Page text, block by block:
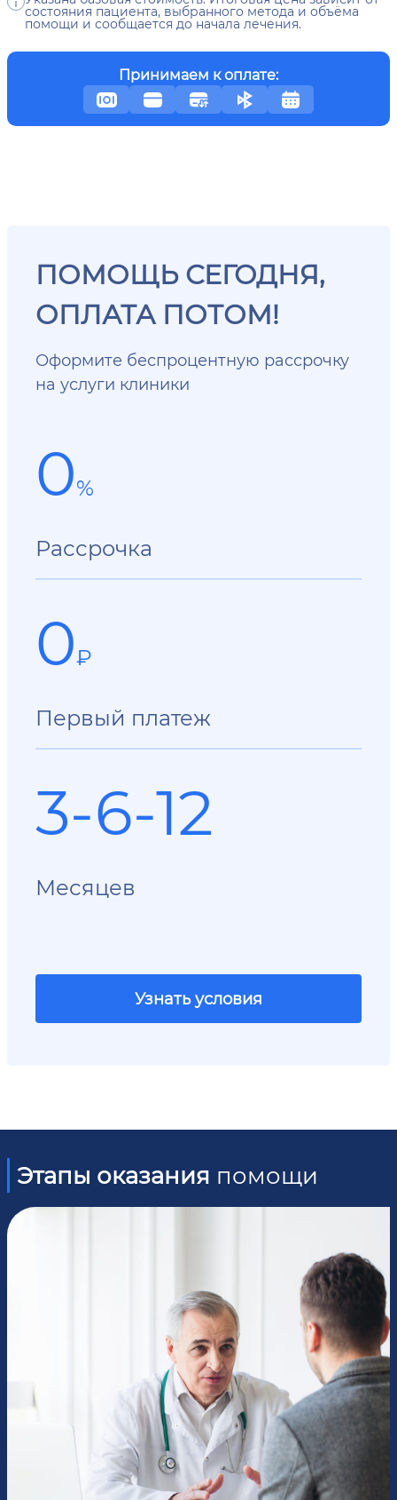
состояния пациента, выбранного метода и объёма
помощи и сообщается до начала лечения.
Принимаем к оплате:
ПОМОЩЬ СЕГОДНЯ,
ОПЛАТА ПОТОМ!
Оформите беспроцентную рассрочку
на услуги клиники
0%
Рассрочка
0₽
Первый платеж
3-6-12
Месяцев
Узнать условия
Этапы оказания помощи